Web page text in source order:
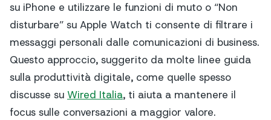
su iPhone e utilizzare le funzioni di muto o “Non
disturbare” su Apple Watch ti consente di filtrare i
messaggi personali dalle comunicazioni di business.
Questo approccio, suggerito da molte linee guida
sulla produttività digitale, come quelle spesso
discusse su Wired Italia, ti aiuta a mantenere il
focus sulle conversazioni a maggior valore.